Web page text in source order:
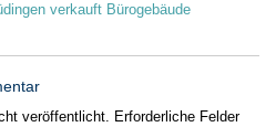
verkauft Bürogebäude
veröffentlicht. Erforderliche Felder